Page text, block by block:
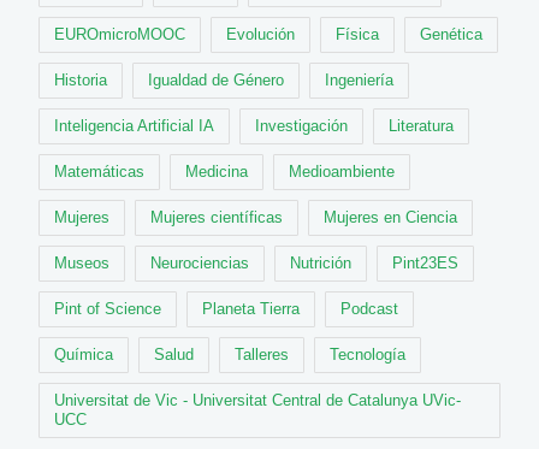
EUROmicroMOOC Evolución Física Genética
Historia Igualdad de Género Ingeniería
Inteligencia Artificial IA Investigación Literatura
Matemáticas Medicina Medioambiente
Mujeres Mujeres científicas Mujeres en Ciencia
Museos Neurociencias Nutrición Pint23ES
Pint of Science Planeta Tierra Podcast
Química Salud Talleres Tecnología
Universitat de Vic - Universitat Central de Catalunya UVic-
UCC